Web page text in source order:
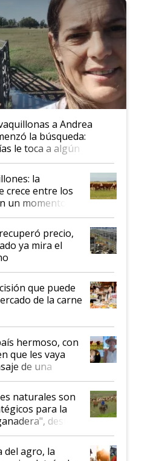
a Andrea
la búsqueda:
le toca a algún
la
crece entre los
un momento
la actividad
precio,
ya mira el
que puede
de la carne
hermoso, con
que les vaya
de una
sobre las
que se abren
Argentina, con
naturales son
para la
destaca
ya reúne a 46
en Argentina
del agro, la